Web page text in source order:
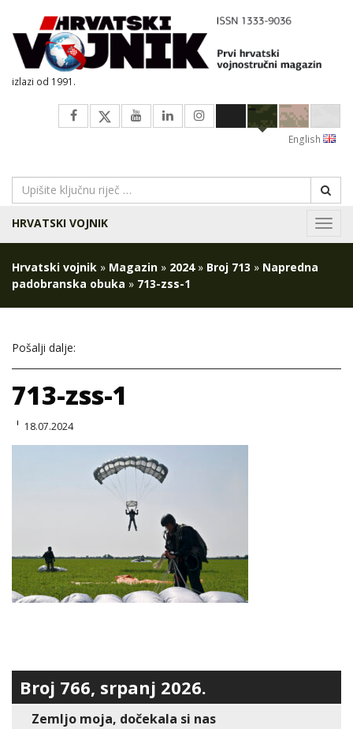
izlazi od 1991.
English
HRVATSKI VOJNIK
Hrvatski vojnik » Magazin » 2024» Broj 713 » Napredna
padobranska obuka » 713-zss-1
Pošalji dalje:
713-zss-1
18.07.2024
Broj 766, srpanj 2026.
Zemljo moja, dočekala si nas